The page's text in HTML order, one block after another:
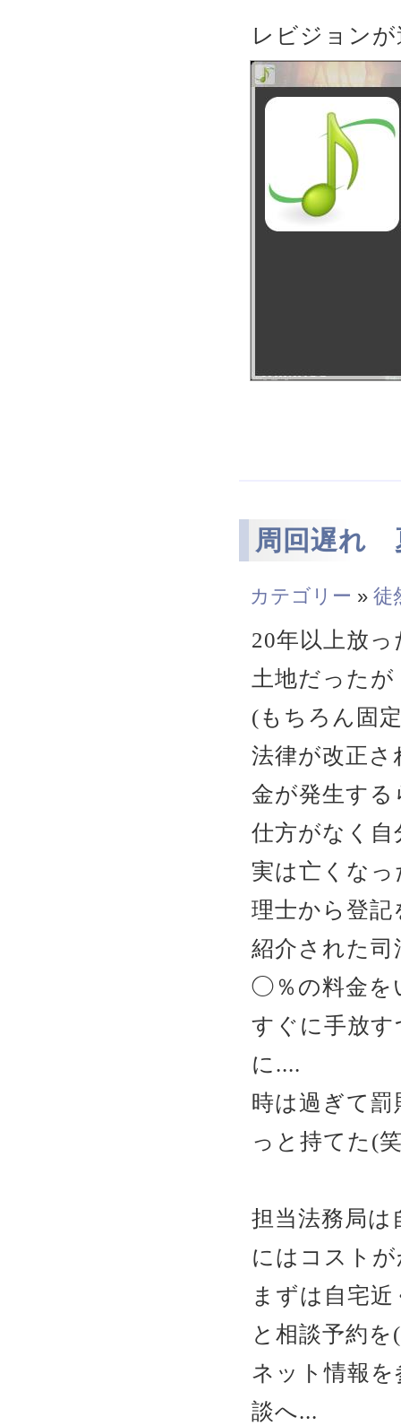
レビジョン
周回遅れ
カテゴリー » 徒
20年以上放
土地だったが
(もちろん固
法律が改正
金が発生する
仕方がなく
実は亡くな
理士から登
紹介された
◯％の料金を
すぐに手放
に....
時は過ぎて
っと持てた(
担当法務局は
にはコスト
まずは自宅
と相談予約
ネット情報
談へ...